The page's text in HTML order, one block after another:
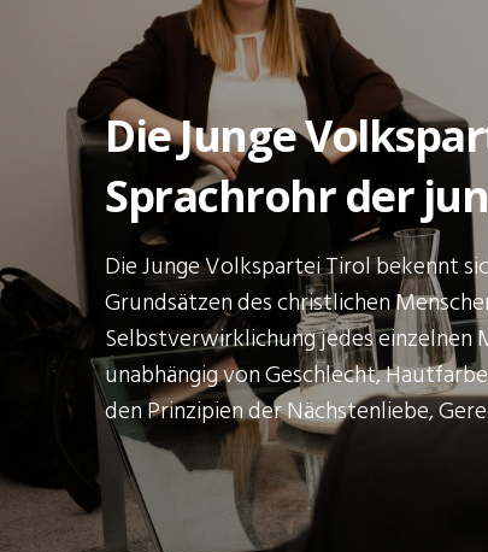
Die Junge
Sprachrohr der
Die Junge Volkspartei Tirol bekennt
Grundsätzen des christlichen
Selbstverwirklichung jedes einzelnen
unabhängig von Geschlecht,
den Prinzipien der Nächstenliebe,